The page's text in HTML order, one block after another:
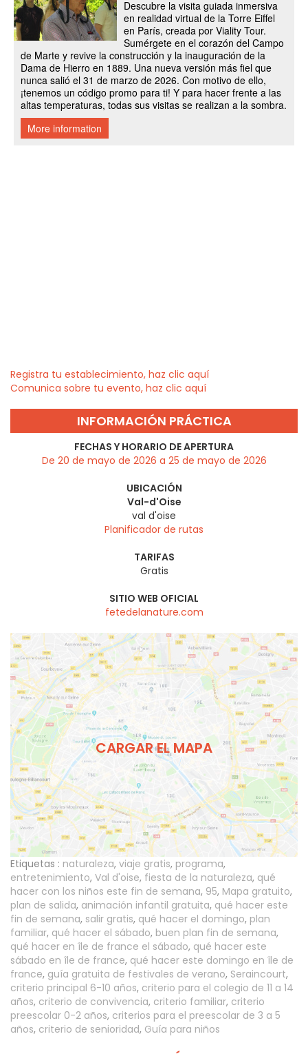
Registra tu establecimiento, haz clic aquí
Comunica sobre tu evento, haz clic aquí
INFORMACIÓN PRÁCTICA
FECHAS Y HORARIO DE APERTURA
De 20 de mayo de 2026 a 25 de mayo de 2026
UBICACIÓN
Val-d'Oise
val d'oise
Planificador de rutas
TARIFAS
Gratis
SITIO WEB OFICIAL
fetedelanature.com
CARGAR EL MAPA
Etiquetas : naturaleza, viaje gratis, programa,
entretenimiento, Val d'oise, fiesta de la naturaleza, qué
hacer con los niños este fin de semana, 95, Mapa gratuito,
plan de salida, animación infantil gratuita, qué hacer este
fin de semana, salir gratis, qué hacer el domingo, plan
familiar, qué hacer el sábado, buen plan fin de semana,
qué hacer en île de france el sábado, qué hacer este
sábado en île de france, qué hacer este domingo en île de
france, guía gratuita de festivales de verano, Seraincourt,
criterio principal 6-10 años, criterio para el colegio de 11 a 14
años, criterio de convivencia, criterio familiar, criterio
preescolar 0-2 años, criterios para el preescolar de 3 a 5
años, criterio de senioridad, Guía para niños